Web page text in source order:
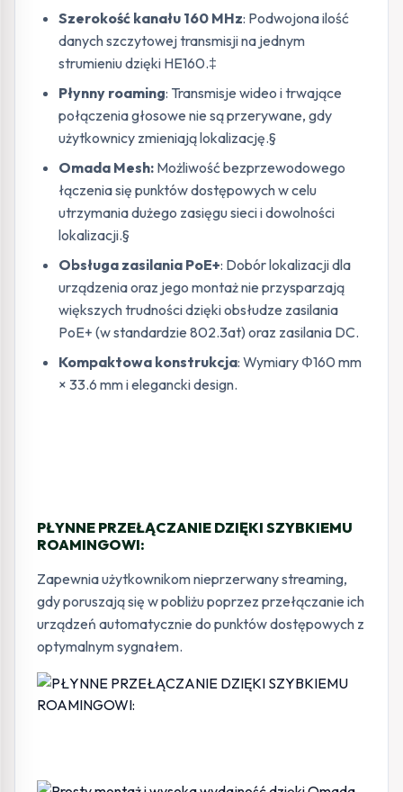
Szerokość kanału 160 MHz: Podwojona ilość
danych szczytowej transmisji na jednym
strumieniu dzięki HE160.‡
Płynny roaming: Transmisje wideo i trwające
połączenia głosowe nie są przerywane, gdy
użytkownicy zmieniają lokalizację.§
Omada Mesh: Możliwość bezprzewodowego
łączenia się punktów dostępowych w celu
utrzymania dużego zasięgu sieci i dowolności
lokalizacji.§
Obsługa zasilania PoE+: Dobór lokalizacji dla
urządzenia oraz jego montaż nie przysparzają
większych trudności dzięki obsłudze zasilania
PoE+ (w standardzie 802.3at) oraz zasilania DC.
Kompaktowa konstrukcja: Wymiary Φ160 mm
× 33.6 mm i elegancki design.
PŁYNNE PRZEŁĄCZANIE DZIĘKI SZYBKIEMU
ROAMINGOWI:
Zapewnia użytkownikom nieprzerwany streaming,
gdy poruszają się w pobliżu poprzez przełączanie ich
urządzeń automatycznie do punktów dostępowych z
optymalnym sygnałem.